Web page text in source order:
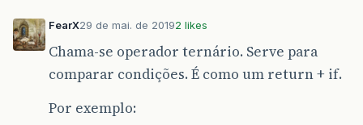
FearX29 de mai. de 20192 likes
Chama-se operador ternário. Serve para
comparar condições. É como um return + if.
Por exemplo: